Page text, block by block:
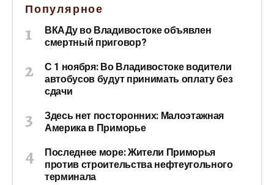
Популярное
ВКАДу во Владивостоке объявлен
смертный приговор?
С 1 ноября: Во Владивостоке водители
автобусов будут принимать оплату без
сдачи
Здесь нет посторонних: Малоэтажная
Америка в Приморье
Последнее море: Жители Приморья
против строительства нефтеугольного
терминала